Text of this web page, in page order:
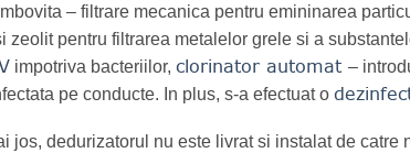
– filtrare mecanica pentru emininarea
zeolit pentru filtrarea metalelor grele si a
impotriva bacteriilor, clorinator automat –
pe conducte. In plus, s-a efectuat o
jos, dedurizatorul nu este livrat si instalat de